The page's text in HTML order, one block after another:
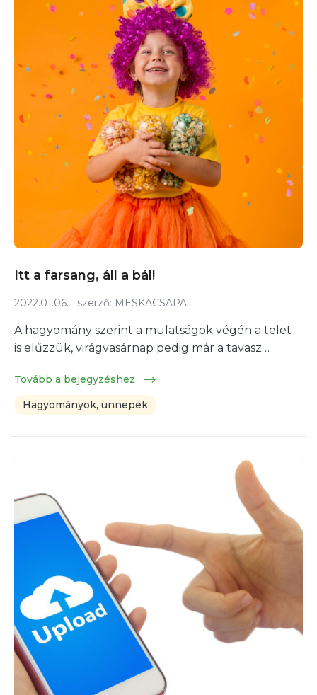
Itt a farsang, áll a bál!
2022.01.06. szerző: MESKACSAPAT
A hagyomány szerint a mulatságok végén a telet
is elűzzük, virágvasárnap pedig már a tavasz…
Tovább a bejegyzéshez
Hagyományok, ünnepek